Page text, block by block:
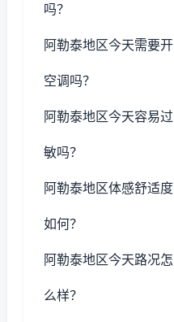
吗？
阿勒泰地区今天需要开
空调吗？
阿勒泰地区今天容易过
敏吗？
阿勒泰地区体感舒适度
如何？
阿勒泰地区今天路况怎
么样？